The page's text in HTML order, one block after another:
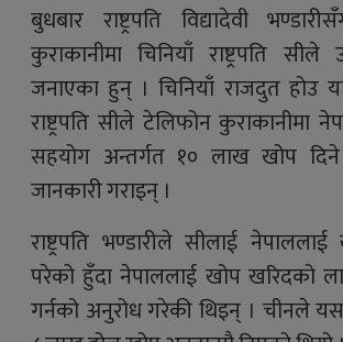
बुधबार राष्ट्रपति विद्यादेवी
कुराकानीमा चिनियाँ राष्ट्रपति सीले
जनाएका हुन् । चिनियाँ राजदुत होउ
राष्ट्रपति सीले टेलिफोन कुराकानीमा
सहयोग अन्तर्गत १० लाख खोप
जानकारी गराइन् ।
राष्ट्रपति भण्डारीले सीलाई
परेको हुँदा नेपाललाई खोप खरिदको
गर्नको अनुरोध गरेकी थिइन् । चीनले